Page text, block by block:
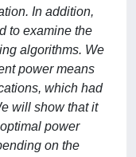
In addition,
to examine the
algorithms. We
power means
which had
will show that it
power
on the